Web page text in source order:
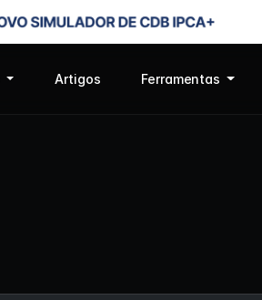
Artigos Ferramentas